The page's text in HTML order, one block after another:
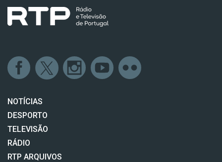
NOTÍCIAS
DESPORTO
TELEVISÃO
RÁDIO
RTP ARQUIVOS